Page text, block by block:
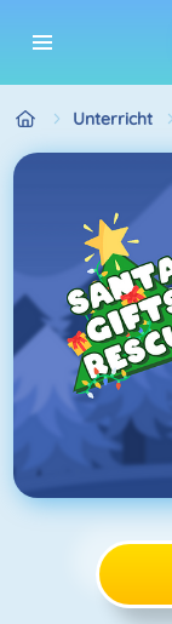
Unterricht